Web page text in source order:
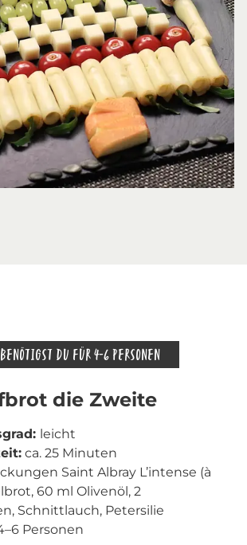
DU FÜR 4-6 PERSONEN
die Zweite
leicht
ca. 25 Minuten
Saint Albray L’intense (à
60 ml Olivenöl, 2
Schnittlauch, Petersilie
Personen